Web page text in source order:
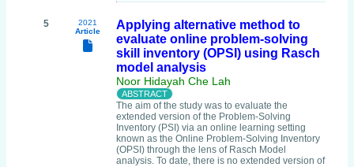
5
2021
Article
Applying alternative method to
evaluate online problem-solving
skill inventory (OPSI) using Rasch
model analysis
Noor Hidayah Che Lah
The aim of the study was to evaluate the
extended version of the Problem-Solving
Inventory (PSI) via an online learning setting
known as the Online Problem-Solving Inventory
(OPSI) through the lens of Rasch Model
analysis. To date, there is no extended version of